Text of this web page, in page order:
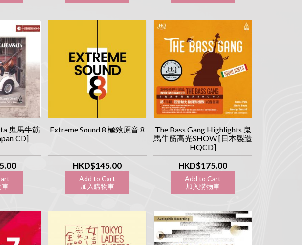
鬼馬牛筋
CD]
車
Extreme Sound 8 極致原音 8
HKD$145.00
Add to Cart
加入購物車
The Bass Gang Highlights 鬼
馬牛筋高光SHOW [日本製造
HQCD]
HKD$175.00
Add to Cart
加入購物車